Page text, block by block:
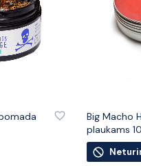
Big Macho
plaukams